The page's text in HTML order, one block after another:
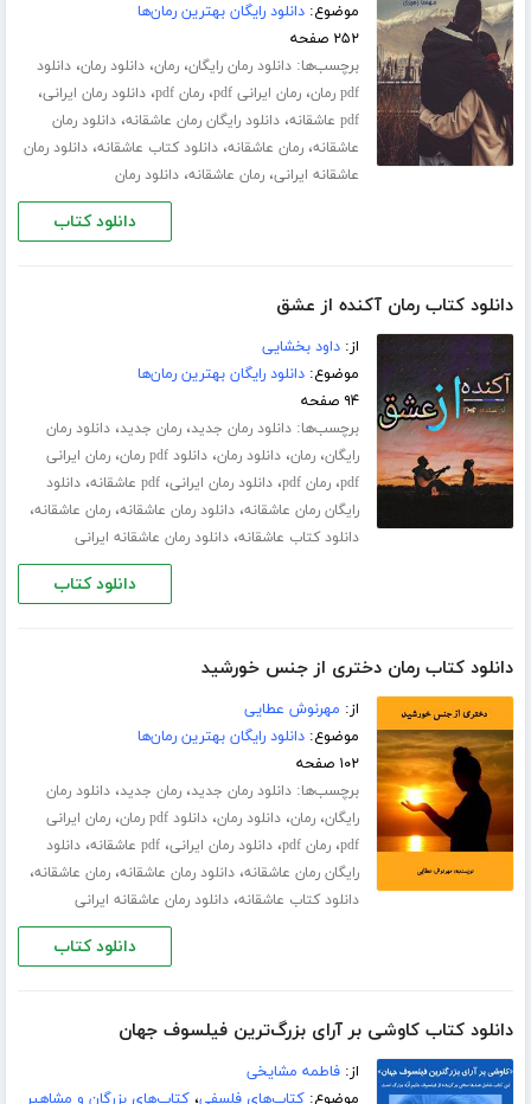
موضوع:دانلود رایگان بهترین رمان‌ها
۲۵۲ صفحه
برچسب‌ها:دانلود رمان رایگان،رمان،دانلود رمان،دانلود
pdf رمان
،رمان ایرانی pdf ،رمان pdf ،دانلود رمان ایرانی،
pdf عاشقانه ،دانلود رایگان رمان عاشقانه،دانلود رمان
عاشقانه،رمان عاشقانه،دانلود کتاب عاشقانه،دانلود رمان
عاشقانه ایرانی،رمان عاشقانه،دانلود رمان
دانلود کتاب
دانلود کتاب رمان آکنده از عشق
از:داود بخشایی
موضوع:دانلود رایگان بهترین رمان‌ها
۹۴ صفحه
برچسب‌ها:دانلود رمان جدید،رمان جدید،دانلود رمان
رایگان،رمان،دانلود رمان،دانلود pdf رمان ،رمان ایرانی
pdf،رمان pdf ،دانلود رمان ایرانی،pdf عاشقانه ،دانلود
رایگان رمان عاشقانه،دانلود رمان عاشقانه،رمان عاشقانه،
دانلود کتاب عاشقانه،دانلود رمان عاشقانه ایرانی
دانلود کتاب
دانلود کتاب رمان دختری از جنس خورشید
از: مهرنوش عطایی
موضوع:دانلود رایگان بهترین رمان‌ها
۱۰۲ صفحه
برچسب‌ها:دانلود رمان جدید،رمان جدید،دانلود رمان
رایگان،رمان،دانلود رمان،دانلود pdf رمان ،رمان ایرانی
pdf،رمان pdf ،دانلود رمان ایرانی،pdf عاشقانه ،دانلود
رایگان رمان عاشقانه،دانلود رمان عاشقانه،رمان عاشقانه،
دانلود کتاب عاشقانه،دانلود رمان عاشقانه ایرانی
دانلود کتاب
دانلود کتاب کاوشی بر آرای بزرگ‌ترین فیلسوف جهان
از:فاطمه مشایخی
موضوع:کتاب‌های فلسفی،کتاب‌های بزرگان و مشاهیر